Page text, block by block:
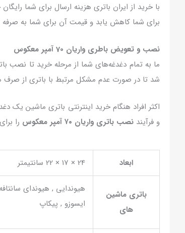
با خرید از ایران باتری هزینه ارسال برای شما
برای شما کاهش یابد و قیمت آن برای شما به صرفه
نصب و تعویض باطری واریان 70 آمپر معکوس
ما به تمام دغدغه‌های شما از مرحله خرید تا نصب
شد تا در صورت عدم مشکل مرتبط با باتری از صرف
اکثر افراد هنگام خرید اینترنتی باتری ماشین
و فرآیند نصب باتری واریان ۷۰ آمپر معکوس را
ابعاد 24 × 17 × 22 سانتیمتر
باتری ماشین
های
ایسوزو , پیکاپ